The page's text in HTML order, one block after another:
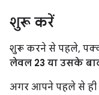
शुरू करें
शुरू करने से पहले,
लेवल 23 या उसके
अगर आपने पहले से ही